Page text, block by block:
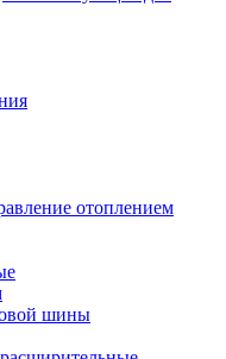
отоплением
шины